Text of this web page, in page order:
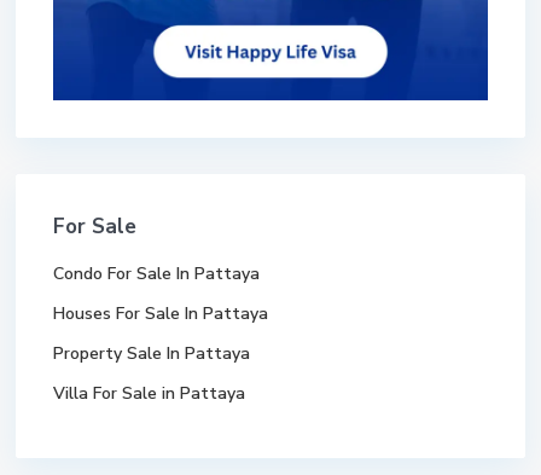
For Sale
Condo For Sale In Pattaya
Houses For Sale In Pattaya
Property Sale In Pattaya
Villa For Sale in Pattaya